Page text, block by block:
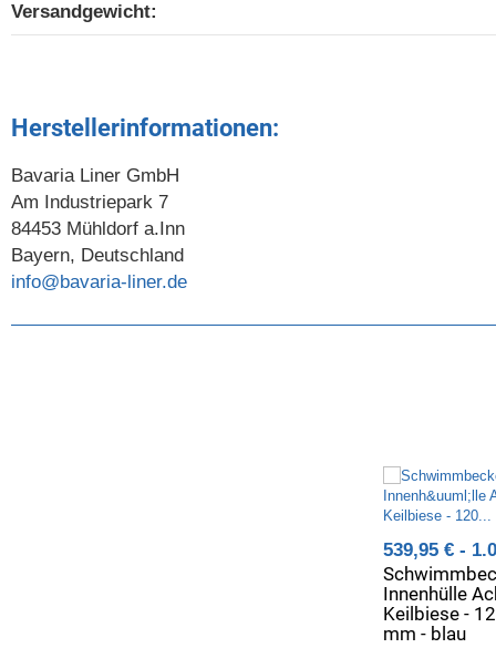
Versandgewicht‍:
Herstellerinformationen:
Bavaria Liner GmbH
Am Industriepark 7
84453 Mühldorf a.Inn
Bayern, Deutschland
info@bavaria-liner.de
Innenhülle
Keilbiese -
mm - blau
539,95 € -